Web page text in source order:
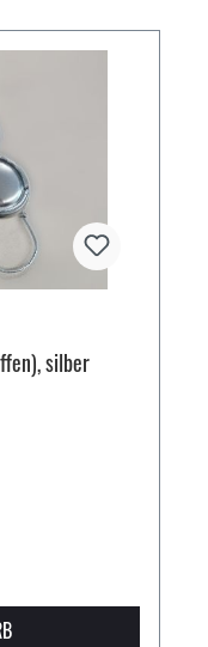
silber